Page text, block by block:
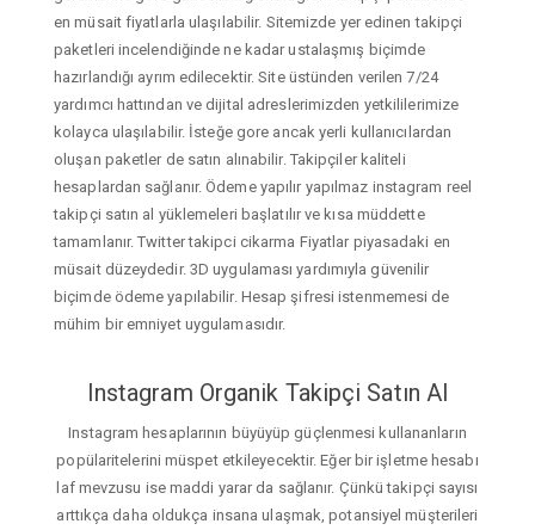
en müsait fiyatlarla ulaşılabilir. Sitemizde yer edinen takipçi
paketleri incelendiğinde ne kadar ustalaşmış biçimde
hazırlandığı ayrım edilecektir. Site üstünden verilen 7/24
yardımcı hattından ve dijital adreslerimizden yetkililerimize
kolayca ulaşılabilir. İsteğe gore ancak yerli kullanıcılardan
oluşan paketler de satın alınabilir. Takipçiler kaliteli
hesaplardan sağlanır. Ödeme yapılır yapılmaz instagram reel
takipçi satın al yüklemeleri başlatılır ve kısa müddette
tamamlanır. Twitter takipci cikarma Fiyatlar piyasadaki en
müsait düzeydedir. 3D uygulaması yardımıyla güvenilir
biçimde ödeme yapılabilir. Hesap şifresi istenmemesi de
mühim bir emniyet uygulamasıdır.
Instagram Organik Takipçi Satın Al
Instagram hesaplarının büyüyüp güçlenmesi kullananların
popülaritelerini müspet etkileyecektir. Eğer bir işletme hesabı
laf mevzusu ise maddi yarar da sağlanır. Çünkü takipçi sayısı
arttıkça daha oldukça insana ulaşmak, potansiyel müşterileri